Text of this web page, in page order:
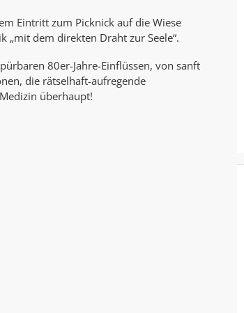
Eintritt zum Picknick auf die Wiese
„mit dem direkten Draht zur Seele“.
80er-Jahre-Einflüssen, von sanft
die rätselhaft-aufregende
überhaupt!